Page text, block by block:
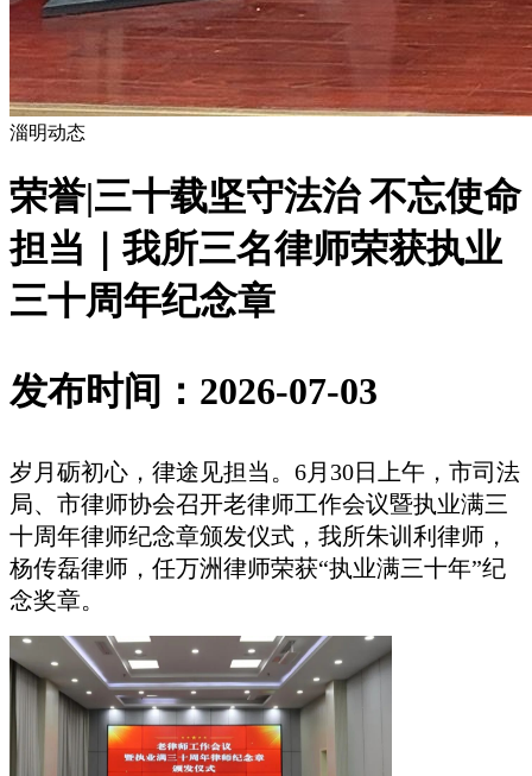
淄明动态
荣誉|三十载坚守法治 不忘使命
担当｜我所三名律师荣获执业
三十周年纪念章
发布时间：2026-07-03
岁月砺初心，律途见担当。 6月30日上午，市司法
局、市律师协会召开老律师工作会议暨执业满三
十周年律师纪念章颁发仪式，我所朱训利律师，
杨传磊律师，任万洲律师荣获“执业满三十年”纪
念奖章。